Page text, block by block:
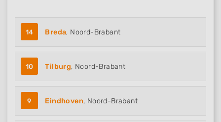
14 Breda, Noord-Brabant
10 Tilburg, Noord-Brabant
9 Eindhoven, Noord-Brabant